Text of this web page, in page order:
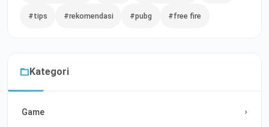
#tips #rekomendasi #pubg #free fire
Kategori
Game